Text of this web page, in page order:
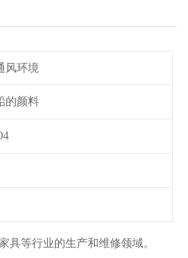
风环境
的颜料
具等行业的生产和维修领域。